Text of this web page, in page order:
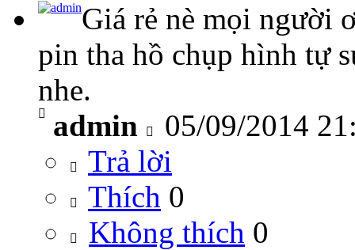
Giá rẻ nè mọi người
pin tha hồ chụp hình tự
nhe.
admin
05/09/2014
Trả lời
Thích 0
Không thích 0